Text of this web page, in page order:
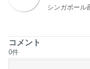
シンガポール
ホテル&エア
その後、空
3ヶ月のファ
コメント
0件